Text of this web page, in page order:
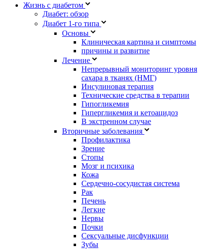
Жизнь с диабетом
Диабет: обзор
Диабет 1-го типа
Основы
Клиническая картина и симптомы
причины и развитие
Лечение
Непрерывный мониторинг уровня
сахара в тканях (НМГ)
Инсулиновая терапия
Технические средства в терапии
Гипогликемия
Гипергликемия и кетоацидоз
В экстренном случае
Вторичные заболевания
Профилактика
Зрение
Стопы
Мозг и психика
Кожа
Сердечно-сосудистая система
Рак
Печень
Легкие
Нервы
Почки
Сексуальные дисфункции
Зубы